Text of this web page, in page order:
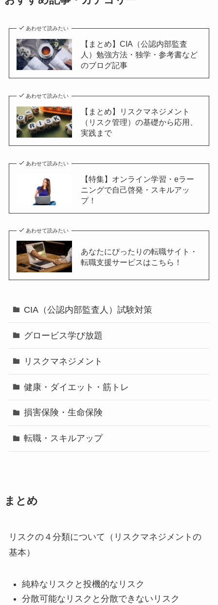
あわせて読みたい
【まとめ】CIA（公認内部監査
人）勉強方法・独学・参考書など
のブログ記事
あわせて読みたい
【まとめ】リスクマネジメント
（リスク管理）の基礎から応用、
実践まで
あわせて読みたい
【特集】オンライン学習・eラー
ニングで自己啓発・スキルアッ
プ！
あわせて読みたい
あなたにぴったりの転職サイト・
転職支援サービスはこちら！
CIA（公認内部監査人）試験対策
グロービス学び放題
リスクマネジメント
健康・ダイエット・筋トレ
損害保険・生命保険
転職・スキルアップ
まとめ
リスクの４分類について（リスクマネジメントの
基本）
純粋なリスクと投機的なリスク
分散可能なリスクと分散できないリスク